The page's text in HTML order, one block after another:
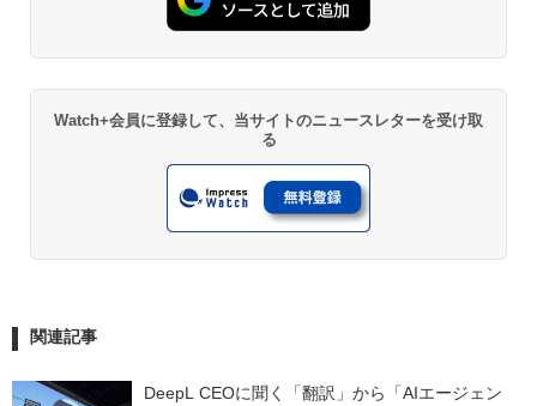
Watch+会員に登録して、当サイトのニュースレターを受け取
る
関連記事
DeepL CEOに聞く「翻訳」から「AIエージェン